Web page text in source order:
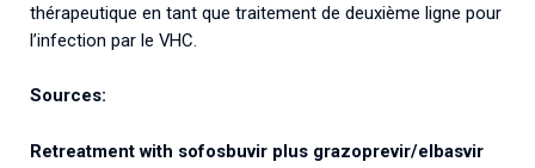
thérapeutique en tant que traitement de deuxième ligne pour
l’infection par le VHC.
Sources:
Retreatment with sofosbuvir plus grazoprevir/elbasvir